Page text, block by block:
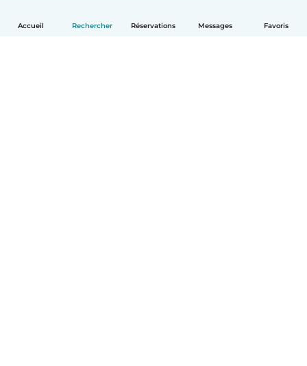
Accueil Rechercher Réservations Messages Favoris